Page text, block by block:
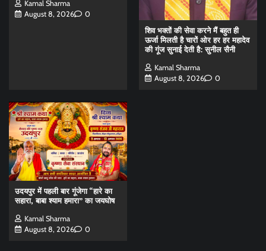
Kamal Sharma
August 8, 2026
0
शिव भक्तों की सेवा करने मैं बहुत ही
ऊर्जा मिलती है चारों ओर हर हर महादेव
की गूंज सुनाई देती है: सुनील सैनी
Kamal Sharma
August 8, 2026
0
उदयपुर में पहली बार गूंजेगा “हारे का
सहारा, बाबा श्याम हमारा” का जयघोष
Kamal Sharma
August 8, 2026
0